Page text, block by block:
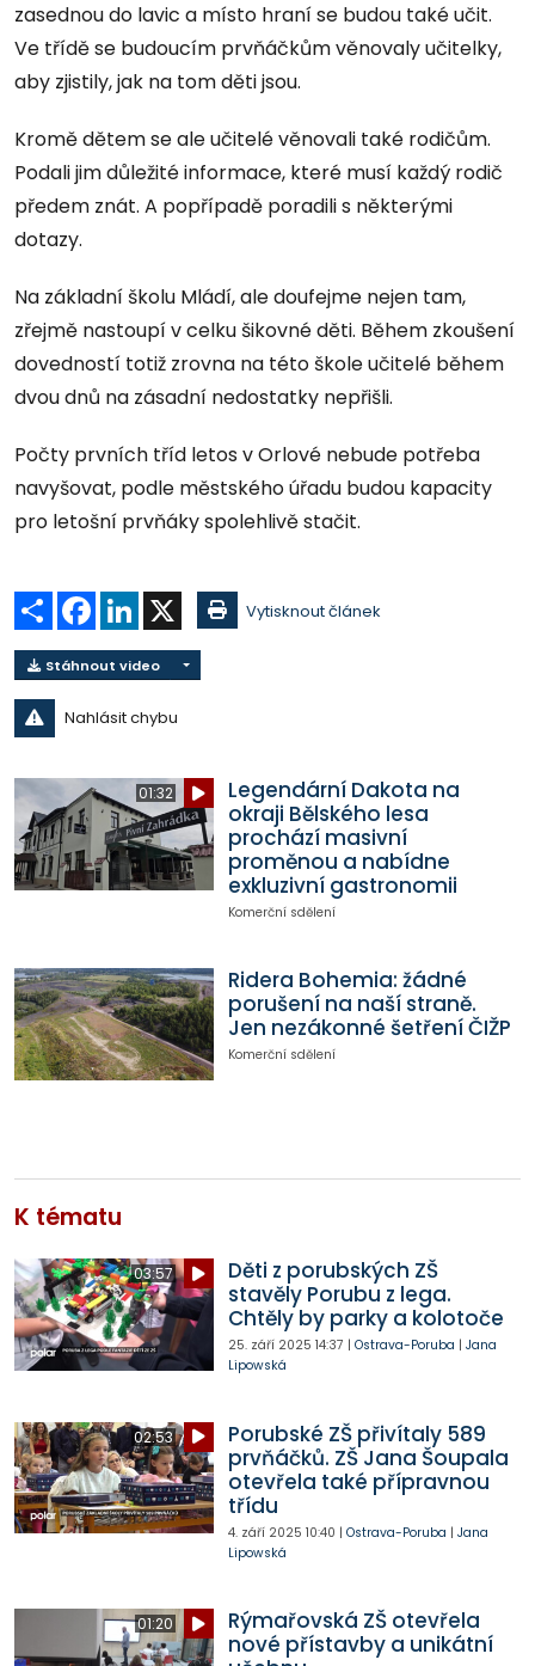
zasednou do lavic a místo hraní se budou také učit.
Ve třídě se budoucím prvňáčkům věnovaly učitelky,
aby zjistily, jak na tom děti jsou.
Kromě dětem se ale učitelé věnovali také rodičům.
Podali jim důležité informace, které musí každý rodič
předem znát. A popřípadě poradili s některými
dotazy.
Na základní školu Mládí, ale doufejme nejen tam,
zřejmě nastoupí v celku šikovné děti. Během zkoušení
dovedností totiž zrovna na této škole učitelé během
dvou dnů na zásadní nedostatky nepřišli.
Počty prvních tříd letos v Orlové nebude potřeba
navyšovat, podle městského úřadu budou kapacity
pro letošní prvňáky spolehlivě stačit.
Sdílet Facebook
LinkedIn Vytisknout článek
Stáhnout video
Nahlásit chybu
01:32
Legendární Dakota na
okraji Bělského lesa
prochází masivní
proměnou a nabídne
exkluzivní gastronomii
Komerční sdělení
Ridera Bohemia: žádné
porušení na naší straně.
Jen nezákonné šetření ČIŽP
Komerční sdělení
K tématu
03:57
Děti z porubských ZŠ
stavěly Porubu z lega.
Chtěly by parky a kolotoče
25. září 2025 14:37 | Ostrava-Poruba | Jana
Lipowská
02:53
Porubské ZŠ přivítaly 589
prvňáčků. ZŠ Jana Šoupala
otevřela také přípravnou
třídu
4. září 2025 10:40 | Ostrava-Poruba | Jana
Lipowská
01:20
Rýmařovská ZŠ otevřela
nové přístavby a unikátní